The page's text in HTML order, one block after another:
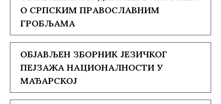
О СРПСКИМ ПРАВОСЛАВНИМ
ГРОБЉАМА
ОБЈАВЉЕН ЗБОРНИК ЈЕЗИЧКОГ
ПЕЈЗАЖА НАЦИОНАЛНОСТИ У
МАЂАРСКОЈ